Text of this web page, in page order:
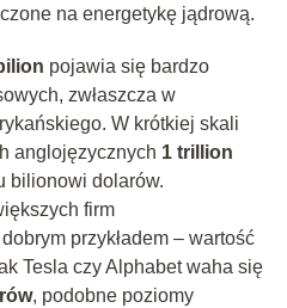
na energetykę jądrową.
pojawia się bardzo
zwłaszcza w
W krótkiej skali
anglojęzycznych 1 trillion
bilionowi dolarów.
firm
przykładem – wartość
Tesla czy Alphabet waha się
, podobne poziomy